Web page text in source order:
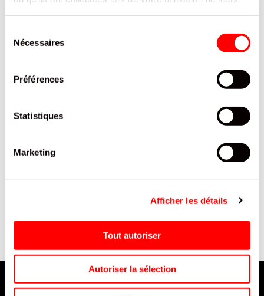
Nécessaires
Préférences
Statistiques
Marketing
Afficher les détails
Tout autoriser
Autoriser la sélection
PRODUITS QUI POURRAIENT VOUS
INTERESSER
CANETTE 50CL / 12
ŒUFS LES RENARDISES
BARQUETTE 250 G / 16